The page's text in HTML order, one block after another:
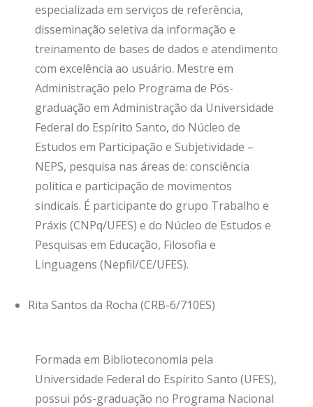
especializada em serviços de referência,
disseminação seletiva da informação e
treinamento de bases de dados e atendimento
com excelência ao usuário. Mestre em
Administração pelo Programa de Pós-
graduação em Administração da Universidade
Federal do Espírito Santo, do Núcleo de
Estudos em Participação e Subjetividade –
NEPS, pesquisa nas áreas de: consciência
política e participação de movimentos
sindicais. É participante do grupo Trabalho e
Práxis (CNPq/UFES) e do Núcleo de Estudos e
Pesquisas em Educação, Filosofia e
Linguagens (Nepfil/CE/UFES).
Rita Santos da Rocha (CRB-6/710ES)
Formada em Biblioteconomia pela
Universidade Federal do Espírito Santo (UFES),
possui pós-graduação no Programa Nacional